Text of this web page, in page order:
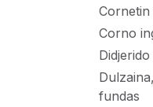
Corno
fundas